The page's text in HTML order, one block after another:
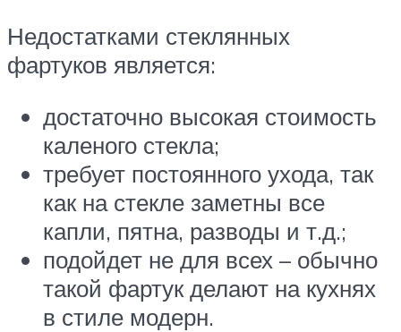
Недостатками стеклянных
фартуков является:
достаточно высокая стоимость
каленого стекла;
требует постоянного ухода, так
как на стекле заметны все
капли, пятна, разводы и т.д.;
подойдет не для всех – обычно
такой фартук делают на кухнях
в стиле модерн.